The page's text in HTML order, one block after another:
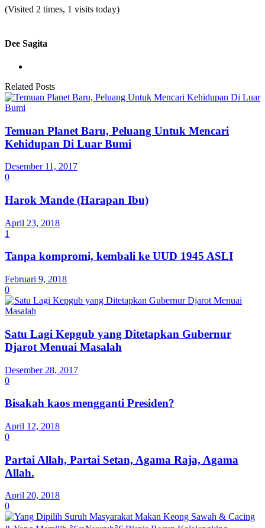
(Visited 2 times, 1 visits today)
Dee Sagita
Related Posts
Temuan Planet Baru, Peluang Untuk Mencari
Kehidupan Di Luar Bumi
Desember 11, 2017
0
Harok Mande (Harapan Ibu)
April 23, 2018
1
Tanpa kompromi, kembali ke UUD 1945 ASLI
Februari 9, 2018
0
Satu Lagi Kepgub yang Ditetapkan Gubernur
Djarot Menuai Masalah
Desember 28, 2017
0
Bisakah kaos mengganti Presiden?
April 12, 2018
0
Partai Allah, Partai Setan, Agama Raja, Agama
Allah.
April 20, 2018
0